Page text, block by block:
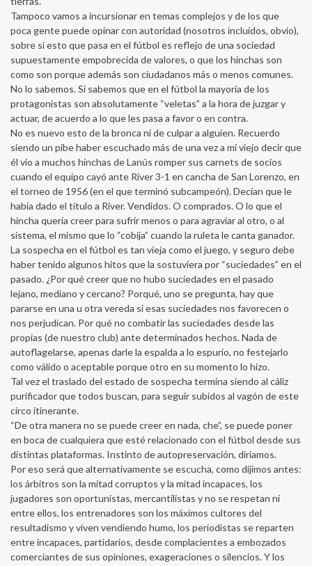
Tampoco vamos a incursionar en temas complejos y de los que
poca gente puede opinar con autoridad (nosotros incluídos, obvio),
sobre si esto que pasa en el fútbol es reflejo de una sociedad
supuestamente empobrecida de valores, o que los hinchas son
como son porque además son ciudadanos más o menos comunes.
No lo sabemos. Sí sabemos que en el fútbol la mayoría de los
protagonistas son absolutamente “veletas” a la hora de juzgar y
actuar, de acuerdo a lo que les pasa a favor o en contra.
No es nuevo esto de la bronca ni de culpar a alguien. Recuerdo
siendo un pibe haber escuchado más de una vez a mi viejo decir que
él vio a muchos hinchas de Lanús romper sus carnets de socios
cuando el equipo cayó ante River 3-1 en cancha de San Lorenzo, en
el torneo de 1956 (en el que terminó subcampeón). Decían que le
había dado el título a River. Vendidos. O comprados. O lo que el
hincha quería creer para sufrir menos o para agraviar al otro, o al
sistema, el mismo que lo “cobija” cuando la ruleta le canta ganador.
La sospecha en el fútbol es tan vieja como el juego, y seguro debe
haber tenido algunos hitos que la sostuviera por “suciedades” en el
pasado. ¿Por qué creer que no hubo suciedades en el pasado
lejano, mediano y cercano? Porqué, uno se pregunta, hay que
pararse en una u otra vereda si esas suciedades nos favorecen o
nos perjudican. Por qué no combatir las suciedades desde las
propias (de nuestro club) ante determinados hechos. Nada de
autoflagelarse, apenas darle la espalda a lo espurio, no festejarlo
como válido o aceptable porque otro en su momento lo hizo.
Tal vez el traslado del estado de sospecha termina siendo al cáliz
purificador que todos buscan, para seguir subidos al vagón de este
circo itinerante.
“De otra manera no se puede creer en nada, che”, se puede poner
en boca de cualquiera que esté relacionado con el fútbol desde sus
distintas plataformas. Instinto de autopreservación, diríamos.
Por eso será que alternativamente se escucha, como dijimos antes:
los árbitros son la mitad corruptos y la mitad incapaces, los
jugadores son oportunistas, mercantilistas y no se respetan ni
entre ellos, los entrenadores son los máximos cultores del
resultadismo y viven vendiendo humo, los periodistas se reparten
entre incapaces, partidarios, desde complacientes a embozados
comerciantes de sus opiniones, exageraciones o silencios. Y los